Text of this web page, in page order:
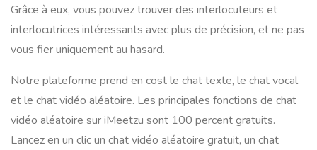
Grâce à eux, vous pouvez trouver des interlocuteurs et
interlocutrices intéressants avec plus de précision, et ne pas
vous fier uniquement au hasard.
Notre plateforme prend en cost le chat texte, le chat vocal
et le chat vidéo aléatoire. Les principales fonctions de chat
vidéo aléatoire sur iMeetzu sont 100 percent gratuits.
Lancez en un clic un chat vidéo aléatoire gratuit, un chat